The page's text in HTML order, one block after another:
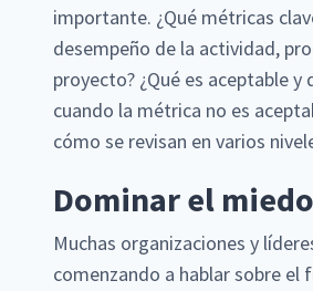
importante. ¿Qué métricas
desempeño de la actividad,
proyecto? ¿Qué es aceptable y
cuando la métrica no es
cómo se revisan en varios
Dominar el miedo
Muchas organizaciones y
comenzando a hablar sobre el